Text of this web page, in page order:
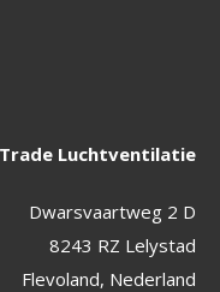
Luchtventilatie
Dwarsvaartweg 2 D
8243 RZ Lelystad
Flevoland, Nederland